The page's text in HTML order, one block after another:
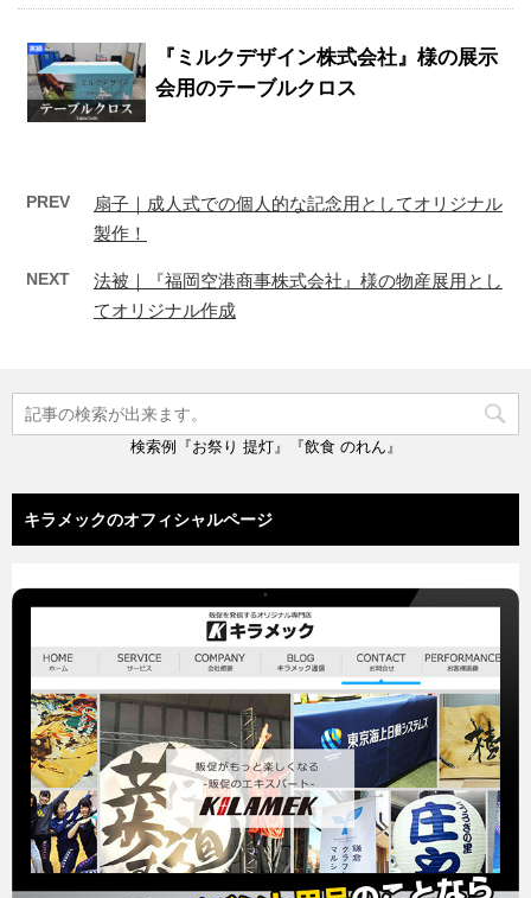
『ミルクデザイン株式会社』様の展示
会用のテーブルクロス
PREV
扇子｜成人式での個人的な記念用としてオリジナル
製作！
NEXT
法被｜『福岡空港商事株式会社』様の物産展用とし
てオリジナル作成
検索例『お祭り 提灯』『飲食 のれん』
キラメックのオフィシャルページ